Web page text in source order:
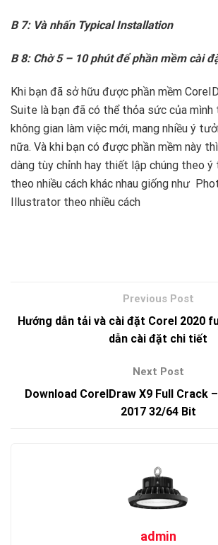
B 7: Và nhấn Typical Installation
B 8: Chờ 5 – 10 phút để phần mềm cài
Khi bạn đã sở hữu được phần mềm
Suite là bạn đã có thể thỏa sức của mình
không gian làm việc mới, mang nhiều ý
nữa. Và khi bạn có được phần mềm này
dàng tùy chỉnh hay thiết lập chúng theo ý
theo nhiều cách khác nhau giống như
Illustrator theo nhiều cách
Hướng dẫn tải và cài đặt Corel 2020
dẫn cài đặt chi tiết
Download CorelDraw X9 Full Crack
2017 32/64 Bit
admin